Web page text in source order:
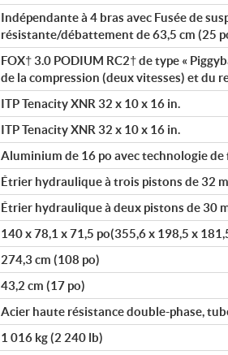
Indépendante à 4 bras avec Fusée de
résistante/débattement de 63,5 cm (25
FOX† 3.0 PODIUM RC2† de type «
de la compression (deux vitesses) et du
ITP Tenacity XNR 32 x 10 x 16 in.
ITP Tenacity XNR 32 x 10 x 16 in.
Aluminium de 16 po avec technologie
Étrier hydraulique à trois pistons de 32
Étrier hydraulique à deux pistons de 30
140 x 78,1 x 71,5 po(355,6 x 198,5 x
274,3 cm (108 po)
43,2 cm (17 po)
Acier haute résistance double-phase,
1 016 kg (2 240 lb)